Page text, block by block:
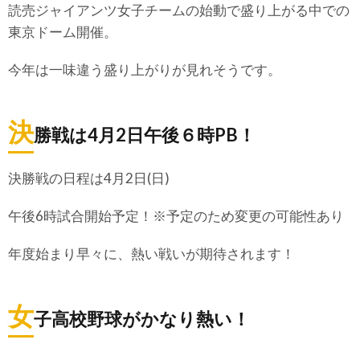
読売ジャイアンツ女子チームの始動で盛り上がる中での
東京ドーム開催。
今年は一味違う盛り上がりが見れそうです。
決勝戦は4月2日午後６時PB！
決勝戦の日程は4月2日(日)
午後6時試合開始予定！※予定のため変更の可能性あり
年度始まり早々に、熱い戦いが期待されます！
女子高校野球がかなり熱い！